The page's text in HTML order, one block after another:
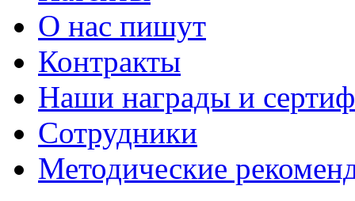
О нас пишут
Контракты
Наши награды и
Сотрудники
Методические